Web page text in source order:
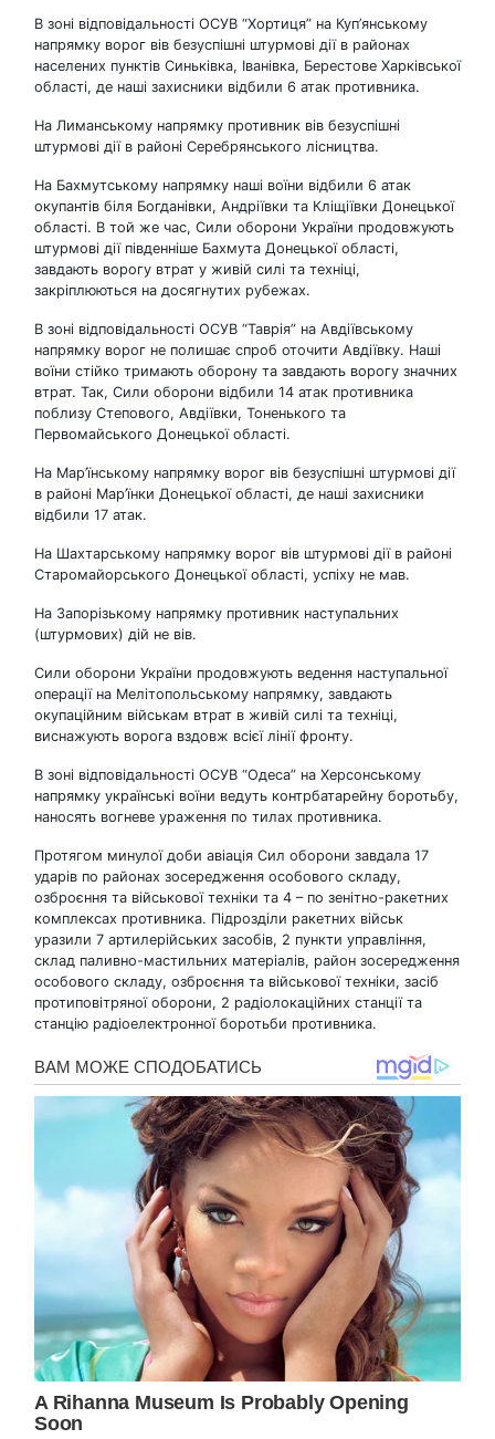
В зоні відповідальності ОСУВ “Хортиця” на Куп’янському
напрямку ворог вів безуспішні штурмові дії в районах
населених пунктів Синьківка, Іванівка, Берестове Харківської
області, де наші захисники відбили 6 атак противника.
На Лиманському напрямку противник вів безуспішні
штурмові дії в районі Серебрянського лісництва.
На Бахмутському напрямку наші воїни відбили 6 атак
окупантів біля Богданівки, Андріївки та Кліщіївки Донецької
області. В той же час, Сили оборони України продовжують
штурмові дії південніше Бахмута Донецької області,
завдають ворогу втрат у живій силі та техніці,
закріплюються на досягнутих рубежах.
В зоні відповідальності ОСУВ “Таврія” на Авдіївському
напрямку ворог не полишає спроб оточити Авдіївку. Наші
воїни стійко тримають оборону та завдають ворогу значних
втрат. Так, Сили оборони відбили 14 атак противника
поблизу Степового, Авдіївки, Тоненького та
Первомайського Донецької області.
На Мар’їнському напрямку ворог вів безуспішні штурмові дії
в районі Мар’їнки Донецької області, де наші захисники
відбили 17 атак.
На Шахтарському напрямку ворог вів штурмові дії в районі
Старомайорського Донецької області, успіху не мав.
На Запорізькому напрямку противник наступальних
(штурмових) дій не вів.
Сили оборони України продовжують ведення наступальної
операції на Мелітопольському напрямку, завдають
окупаційним військам втрат в живій силі та техніці,
виснажують ворога вздовж всієї лінії фронту.
В зоні відповідальності ОСУВ “Одеса” на Херсонському
напрямку українські воїни ведуть контрбатарейну боротьбу,
наносять вогневе ураження по тилах противника.
Протягом минулої доби авіація Сил оборони завдала 17
ударів по районах зосередження особового складу,
озброєння та військової техніки та 4 – по зенітно-ракетних
комплексах противника. Підрозділи ракетних військ
уразили 7 артилерійських засобів, 2 пункти управління,
склад паливно-мастильних матеріалів, район зосередження
особового складу, озброєння та військової техніки, засіб
протиповітряної оборони, 2 радіолокаційних станції та
станцію радіоелектронної боротьби противника.